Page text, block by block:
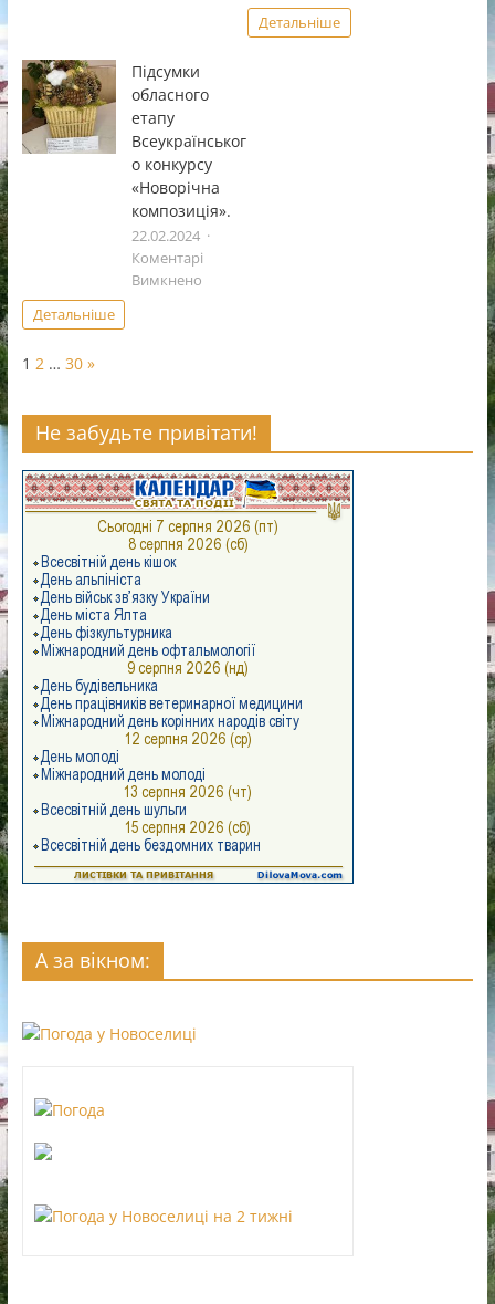
юнацькоï
творчостi
Детальніше
Підсумки
обласного
етапу
Всеукраїнськог
о конкурсу
«Новорічна
композиція».
22.02.2024
Коментарі
Вимкненодо
«Новорічна
композиція».
Детальніше
Page:
1 2 … 30 Next
»
Не забудьте привітати!
А за вікном: